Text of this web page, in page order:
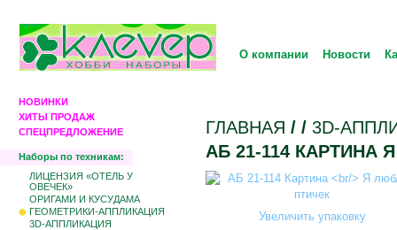
О компании Новости
НОВИНКИ
ХИТЫ ПРОДАЖ
СПЕЦПРЕДЛОЖЕНИЕ
Наборы по техникам:
ЛИЦЕНЗИЯ «ОТЕЛЬ У
ОВЕЧЕК»
ОРИГАМИ И КУСУДАМА
ГЕОМЕТРИКИ-АППЛИКАЦИЯ
3D-АППЛИКАЦИЯ
ГЛАВНАЯ / / 3D-
АБ 21-114
Увеличить упаковку